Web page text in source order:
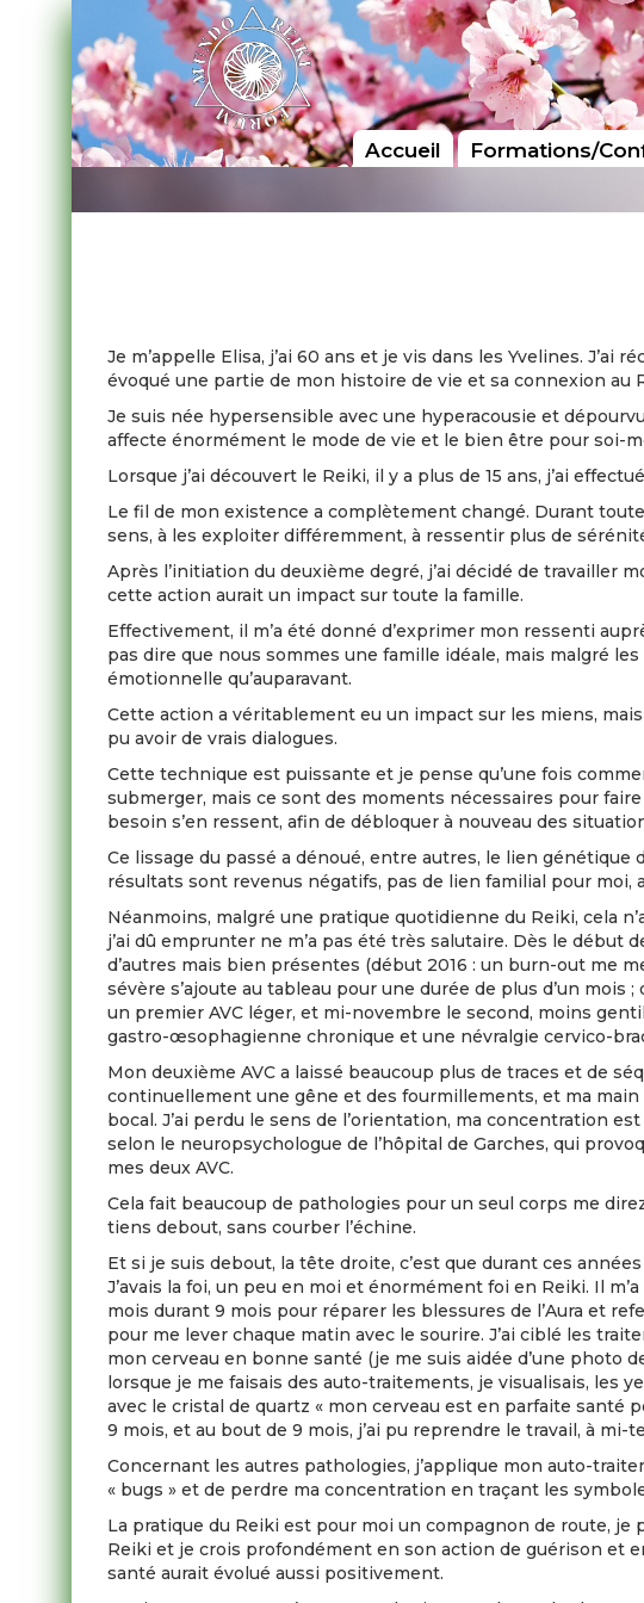
Accueil Formations/
Je m’appelle Elisa, j’ai 60 ans et je vis dans les Yvelines. J’ai
évoqué une partie de mon histoire de vie et sa connexion au
Je suis née hypersensible avec une hyperacousie et
affecte énormément le mode de vie et le bien être pour soi-
Lorsque j’ai découvert le Reiki, il y a plus de 15 ans, j’ai
Le fil de mon existence a complètement changé. Durant
sens, à les exploiter différemment, à ressentir plus de
Après l’initiation du deuxième degré, j’ai décidé de travailler
cette action aurait un impact sur toute la famille.
Effectivement, il m’a été donné d’exprimer mon ressenti
pas dire que nous sommes une famille idéale, mais malgré
émotionnelle qu’auparavant.
Cette action a véritablement eu un impact sur les miens,
pu avoir de vrais dialogues.
Cette technique est puissante et je pense qu’une fois
submerger, mais ce sont des moments nécessaires pour
besoin s’en ressent, afin de débloquer à nouveau des
Ce lissage du passé a dénoué, entre autres, le lien
résultats sont revenus négatifs, pas de lien familial pour moi,
Néanmoins, malgré une pratique quotidienne du Reiki, cela
j’ai dû emprunter ne m’a pas été très salutaire. Dès le début
d’autres mais bien présentes (début 2016 : un burn-out me
sévère s’ajoute au tableau pour une durée de plus d’un
un premier AVC léger, et mi-novembre le second, moins
gastro-œsophagienne chronique et une névralgie cervico-
Mon deuxième AVC a laissé beaucoup plus de traces et de
continuellement une gêne et des fourmillements, et ma main
bocal. J’ai perdu le sens de l’orientation, ma concentration
selon le neuropsychologue de l’hôpital de Garches, qui
mes deux AVC.
Cela fait beaucoup de pathologies pour un seul corps me
tiens debout, sans courber l’échine.
Et si je suis debout, la tête droite, c’est que durant ces
J’avais la foi, un peu en moi et énormément foi en Reiki. Il
mois durant 9 mois pour réparer les blessures de l’Aura et
pour me lever chaque matin avec le sourire. J’ai ciblé les
mon cerveau en bonne santé (je me suis aidée d’une photo
lorsque je me faisais des auto-traitements, je visualisais, les
avec le cristal de quartz « mon cerveau est en parfaite santé
9 mois, et au bout de 9 mois, j’ai pu reprendre le travail, à
Concernant les autres pathologies, j’applique mon auto-
« bugs » et de perdre ma concentration en traçant les
La pratique du Reiki est pour moi un compagnon de route, je
Reiki et je crois profondément en son action de guérison et
santé aurait évolué aussi positivement.